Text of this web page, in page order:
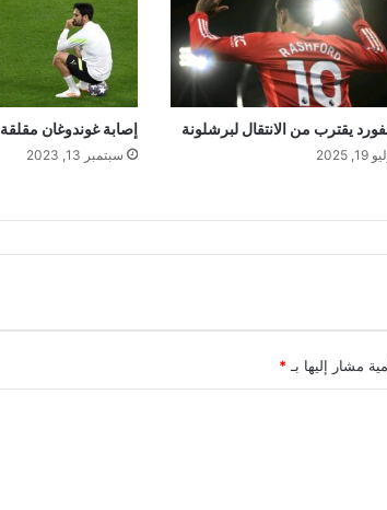
يقترب من الانتقال لبرشلونة
2025
إصابة غوندوغان مقلقة
سبتمبر 13, 2023
مشار إليها بـ *